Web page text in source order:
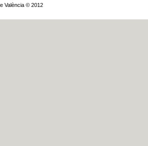
València © 2012